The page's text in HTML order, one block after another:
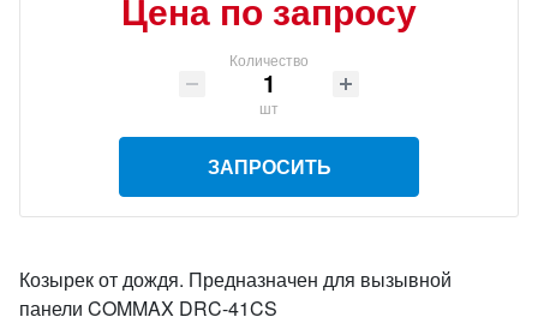
Количество
шт
ЗАПРОСИТЬ
Козырек от дождя. Предназначен для вызывной
панели COMMAX DRC-41CS